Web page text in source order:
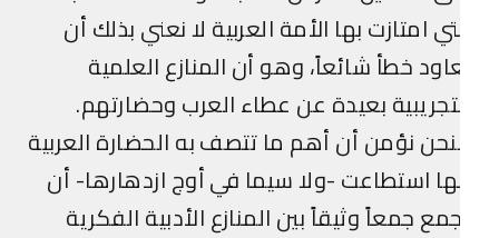
امتازت بها الأمة العربية لا نعني بذلك أن
خطأ شائعاً، وهو أن المنازع العلمية
بعيدة عن عطاء العرب وحضارتهم.
نؤمن أن أهم ما تتصف به الحضارة العربية
استطاعت -ولا سيما في أوج ازدهارها- أن
جمعاً وثيقاً بين المنازع الأدبية الفكرية